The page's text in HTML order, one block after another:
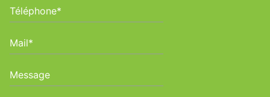
Téléphone*
Mail*
Message